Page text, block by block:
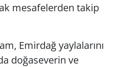
mesafelerden takip
Emirdağ yaylalarını
doğaseverin ve